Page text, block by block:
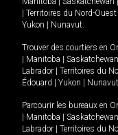
Territoires du Nord-Ouest
Yukon
Nunavut.
Trouver des courtiers en
Manitoba Saskatchewan
Labrador
Territoires du
Édouard
Yukon Nunavut
Parcourir les bureaux en
Manitoba Saskatchewan
Labrador
Territoires du